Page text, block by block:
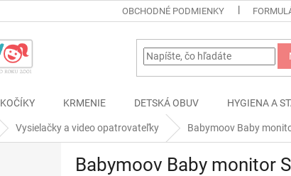
OBCHODNÉ PODMIENKY
KOČÍKY KRMENIE DETSKÁ OBUV HYGIENA A
Vysielačky a video opatrovateľky Babymoov Baby
Babymoov Baby monitor